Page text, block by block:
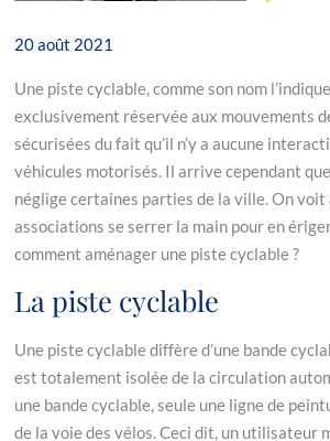
20 août 2021
Une piste cyclable, comme son nom
exclusivement réservée aux mouvements
sécurisées du fait qu’il n’y a aucune
véhicules motorisés. Il arrive cependant
néglige certaines parties de la ville. On voit
associations se serrer la main pour en
comment aménager une piste cyclable ?
La piste cyclable
Une piste cyclable diffère d’une bande
est totalement isolée de la circulation
une bande cyclable, seule une ligne de
de la voie des vélos. Ceci dit, un utilisateur